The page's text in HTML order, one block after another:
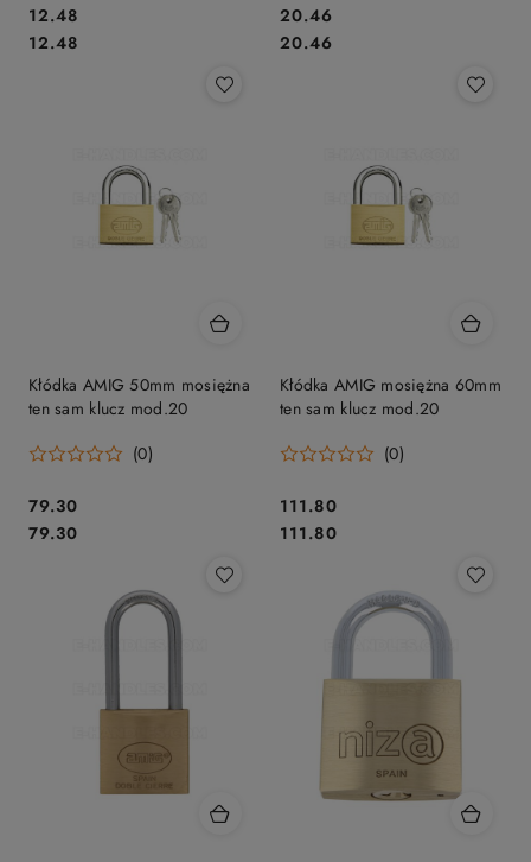
Cena:
12.48
Cena:
12.48
Cena:
20.46
Cena:
20.46
Kłódka AMIG 50mm mosiężna
ten sam klucz mod.20
(0)
Cena:
79.30
Cena:
79.30
Kłódka AMIG mosiężna 60mm
ten sam klucz mod.20
(0)
Cena:
111.80
Cena:
111.80